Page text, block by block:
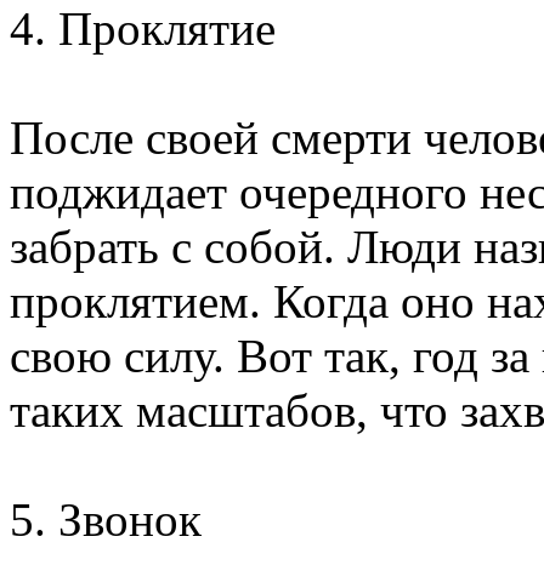
4. Проклятие
После своей смерти
поджидает очередного
забрать с собой. Люди
проклятием. Когда оно
свою силу. Вот так, год
таких масштабов, что
5. Звонок